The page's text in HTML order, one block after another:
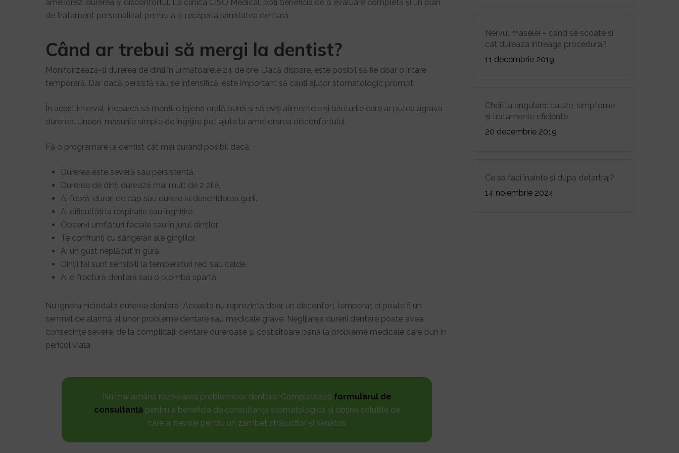
ameliorezi durerea și disconfortul. La clinica CISO Medical, poți beneficia de o evaluare completă și un plan
de tratament personalizat pentru a-ți recăpăta sănătatea dentară.
Când ar trebui să mergi la dentist?
Monitorizează-ți durerea de dinți în următoarele 24 de ore. Dacă dispare, este posibil să fie doar o iritare
temporară. Dar dacă persistă sau se intensifică, este important să cauți ajutor stomatologic prompt.
În acest interval, încearcă să menții o igienă orală bună și să eviți alimentele și băuturile care ar putea agrava
durerea. Uneori, măsurile simple de îngrijire pot ajuta la ameliorarea disconfortului.
Fă o programare la dentist cât mai curând posibil dacă:
Durerea este severă sau persistentă.
Durerea de dinți durează mai mult de 2 zile.
Ai febră, dureri de cap sau durere la deschiderea gurii.
Ai dificultăți la respirație sau înghițire.
Observi umflături faciale sau în jurul dinților.
Te confrunți cu sângerări ale gingiilor.
Ai un gust neplăcut în gură.
Dinții tăi sunt sensibili la temperaturi reci sau calde.
Ai o fractură dentară sau o plombă spartă.
Nu ignora niciodată durerea dentară! Aceasta nu reprezintă doar un disconfort temporar, ci poate fi un
semnal de alarmă al unor probleme dentare sau medicale grave. Neglijarea durerii dentare poate avea
consecințe severe, de la complicații dentare dureroase și costisitoare până la probleme medicale care pun în
pericol viața.
Nu mai amâna rezolvarea problemelor dentare! Completează formularul de
consultanțăpentru a beneficia de consultanță stomatologică și obține soluțiile de
care ai nevoie pentru un zâmbet strălucitor și sănătos
Nervul maselei – cand se scoate si
cat dureaza intreaga procedura?
11 decembrie 2019
Cheilita angulară: cauze, simptome
și tratamente eficiente
20 decembrie 2019
Ce să faci înainte și după detartraj?
14 noiembrie 2024